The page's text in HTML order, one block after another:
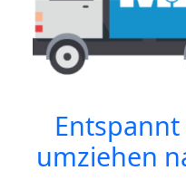
umziehen